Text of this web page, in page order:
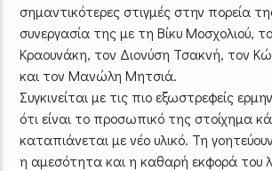
σημαντικότερες στιγμές στην πορεία
συνεργασία της με τη Βίκυ Μοσχολιού,
Κραουνάκη, τον Διονύση Τσακνή, τον
και τον Μανώλη Μητσιά.
Συγκινείται με τις πιο εξωστρεφείς
ότι είναι το προσωπικό της στοίχημα
καταπιάνεται με νέο υλικό. Τη γοητεύουν
η αμεσότητα και η καθαρή εκφορά του